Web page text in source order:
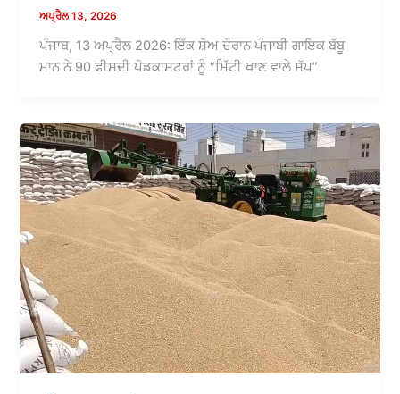
ਅਪ੍ਰੈਲ 13, 2026
ਪੰਜਾਬ, 13 ਅਪ੍ਰੈਲ 2026: ਇੱਕ ਸ਼ੋਅ ਦੌਰਾਨ ਪੰਜਾਬੀ ਗਾਇਕ ਬੱਬੂ
ਮਾਨ ਨੇ 90 ਫੀਸਦੀ ਪੋਡਕਾਸਟਰਾਂ ਨੂੰ “ਮਿੱਟੀ ਖਾਣ ਵਾਲੇ ਸੱਪ”